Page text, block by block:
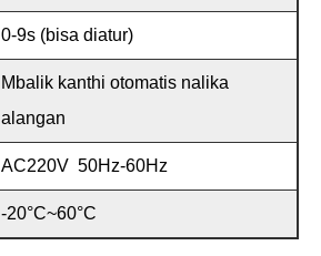
0-9s (bisa diatur)
Mbalik kanthi otomatis nalika
alangan
AC220V 50Hz-60Hz
-20°C~60°C